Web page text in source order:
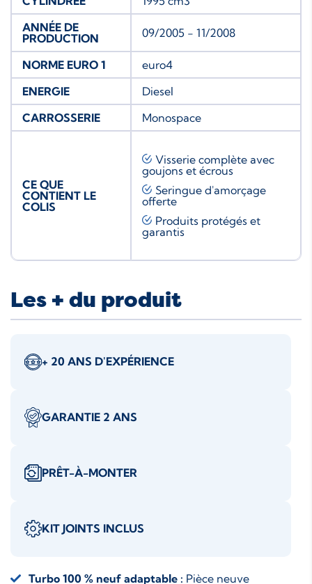
ANNÉE DE
PRODUCTION
09/2005 - 11/2008
NORME EURO 1
euro4
ENERGIE
Diesel
CARROSSERIE
Monospace
CE QUE
CONTIENT LE
COLIS
Visserie complète avec
goujons et écrous
Seringue d'amorçage
offerte
Produits protégés et
garantis
Les + du produit
+ 20 ANS D'EXPÉRIENCE
GARANTIE 2 ANS
PRÊT-À-MONTER
KIT JOINTS INCLUS
Turbo 100 % neuf adaptable : Pièce neuve